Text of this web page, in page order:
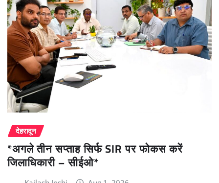
देहरादून
*अगले तीन सप्ताह सिर्फ SIR पर फोकस करें
जिलाधिकारी – सीईओ*